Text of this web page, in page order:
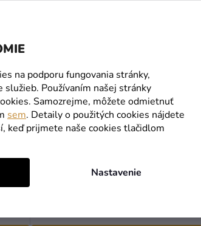
na podporu fungovania stránky,
Používaním našej stránky
Samozrejme, môžete odmietnuť
sem. Detaily o použitých cookies nájdete
keď prijmete naše cookies tlačidlom
Nastavenie
23
Papierové taniere - My little pony